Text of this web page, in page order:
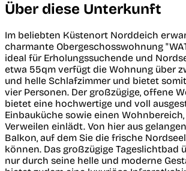
Über diese Unterkunft
Im beliebten Küstenort Norddeich
charmante Obergeschosswohnung
ideal für Erholungssuchende und
etwa 55qm verfügt die Wohnung über
und helle Schlafzimmer und bietet
vier Personen. Der großzügige, offene
bietet eine hochwertige und voll
Einbauküche sowie einen
Verweilen einlädt. Von hier aus
Balkon, auf dem Sie die frische
können. Das großzügige Tageslichtbad
nur durch seine helle und moderne